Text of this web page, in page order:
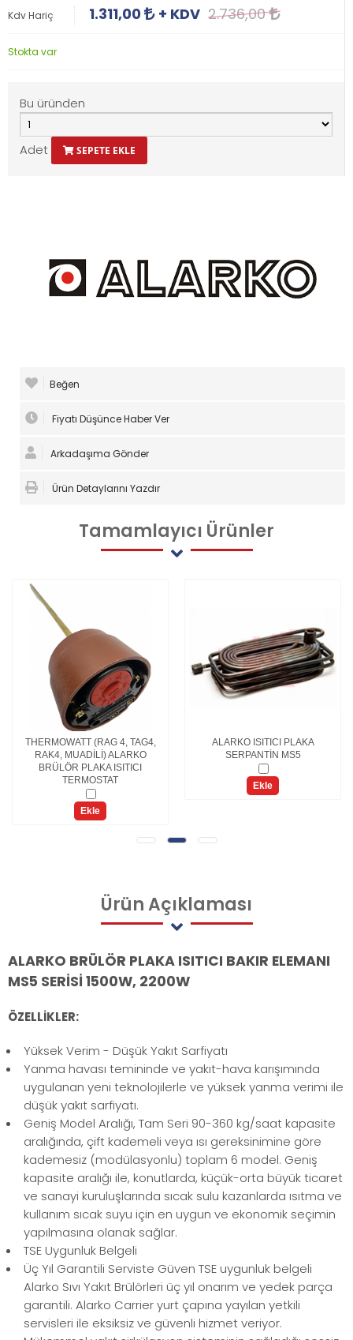
Kdv Hariç 1.311,00 + KDV 2.736,00
Stokta var
Bu üründen
Adet SEPETE EKLE
Beğen
Fiyatı Düşünce Haber Ver
Arkadaşıma Gönder
Ürün Detaylarını Yazdır
Tamamlayıcı Ürünler
THERMOWATT (RAG 4, TAG4,
RAK4, MUADİLİ) ALARKO
BRÜLÖR PLAKA ISITICI
TERMOSTAT
Ekle
ALARKO ISITICI PLAKA
SERPANTİN MS5
Ekle
ÜrünAçıklaması
ALARKO BRÜLÖR PLAKA ISITICI BAKIR ELEMANI
MS5 SERİSİ 1500W, 2200W
ÖZELLİKLER:
Yüksek Verim - Düşük Yakıt Sarfiyatı
Yanma havası temininde ve yakıt-hava karışımında
uygulanan yeni teknolojilerle ve yüksek yanma verimi ile
düşük yakıt sarfiyatı.
Geniş Model Aralığı, Tam Seri 90-360 kg/saat kapasite
aralığında, çift kademeli veya ısı gereksinimine göre
kademesiz (modülasyonlu) toplam 6 model. Geniş
kapasite aralığı ile, konutlarda, küçük-orta büyük ticaret
ve sanayi kuruluşlarında sıcak sulu kazanlarda ısıtma ve
kullanım sıcak suyu için en uygun ve ekonomik seçimin
yapılmasına olanak sağlar.
TSE Uygunluk Belgeli
Üç Yıl Garantili Serviste Güven TSE uygunluk belgeli
Alarko Sıvı Yakıt Brülörleri üç yıl onarım ve yedek parça
garantili. Alarko Carrier yurt çapına yayılan yetkili
servisleri ile eksiksiz ve güvenli hizmet veriyor.